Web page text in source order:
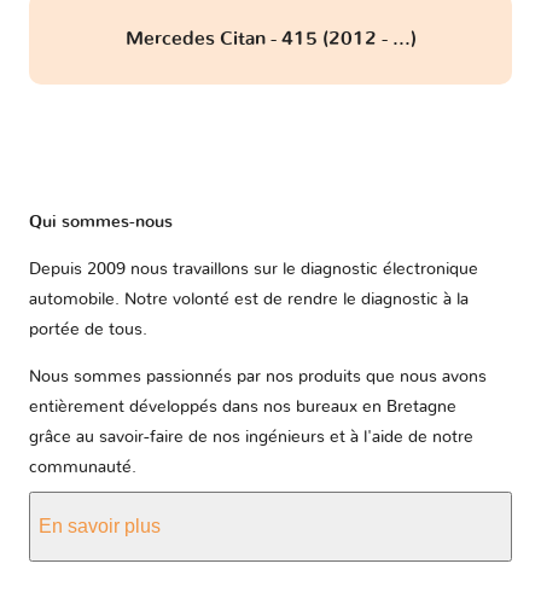
Mercedes Citan - 415 (2012 - ...)
Qui sommes-nous
Depuis 2009 nous travaillons sur le diagnostic électronique
automobile. Notre volonté est de rendre le diagnostic à la
portée de tous.
Nous sommes passionnés par nos produits que nous avons
entièrement développés dans nos bureaux en Bretagne
grâce au savoir-faire de nos ingénieurs et à l'aide de notre
communauté.
En savoir plus